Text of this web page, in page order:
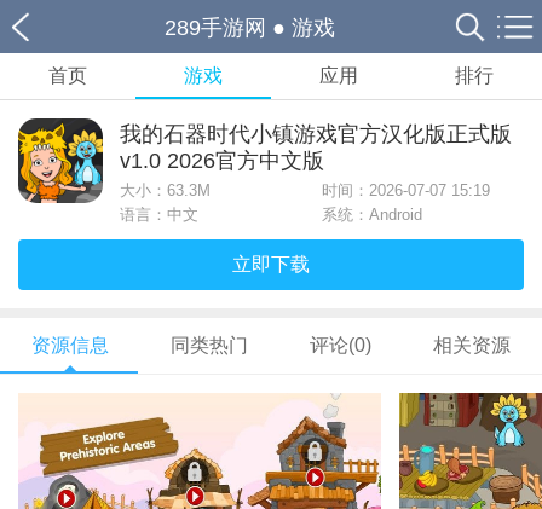
289手游网 ● 游戏
首页 游戏 应用 排行
我的石器时代小镇游戏官方汉化版正式版
v1.0 2026官方中文版
大小： 63.3M
时间：2026-07-07 15:19
语言：中文
系统：Android
立即下载
资源信息 同类热门 评论(0) 相关资源